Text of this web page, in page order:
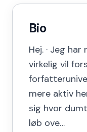
Bio
Hej. · Jeg
virkelig vil
mere aktiv
sig hvor
løb ove…